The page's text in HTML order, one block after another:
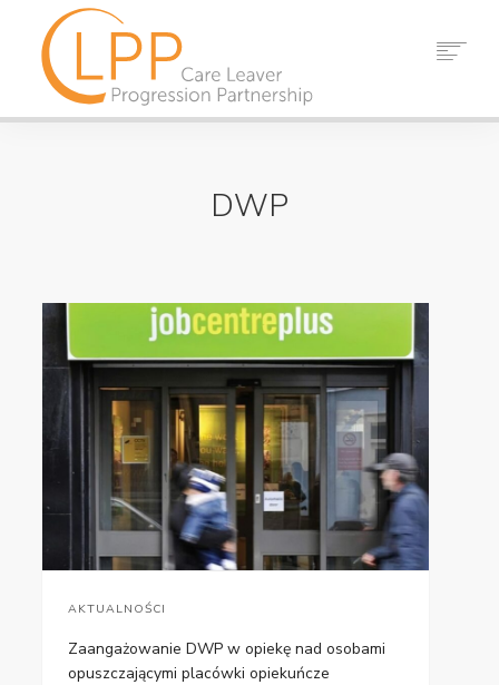
SZUKAJ
DWP
AKTUALNOŚCI
Zaangażowanie DWP w opiekę nad osobami
opuszczającymi placówki opiekuńcze